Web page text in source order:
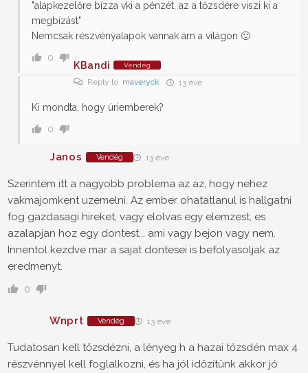
"alapkezelőre bízza vki a pénzét, az a tőzsdére viszi ki a
megbízást"
Nemcsak részvényalapok vannak ám a világon 🙂
0
KBandi Vendég
Reply to maveryck 13 éve
Ki mondta, hogy úriemberek?
0
Janos Vendég 13 éve
Szerintem itt a nagyobb problema az az, hogy nehez
vakmajomkent uzemelni. Az ember ohatatlanul is hallgatni
fog gazdasagi hireket, vagy elolvas egy elemzest, es
azalapjan hoz egy dontest... ami vagy bejon vagy nem.
Innentol kezdve mar a sajat dontesei is befolyasoljak az
eredmenyt.
0
Wnprt Vendég 13 éve
Tudatosan kell tőzsdézni, a lényeg h a hazai tőzsdén max 4
részvénnyel kell foglalkozni, és ha jól időzítünk akkor jó